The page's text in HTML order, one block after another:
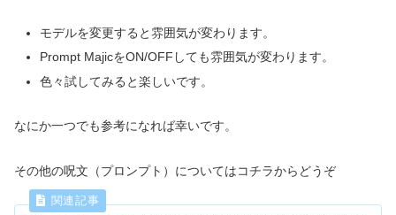
モデルを変更すると雰囲気が変わります。
Prompt MajicをON/OFFしても雰囲気が変わります。
色々試してみると楽しいです。
なにか一つでも参考になれば幸いです。
その他の呪文（プロンプト）についてはコチラからどうぞ